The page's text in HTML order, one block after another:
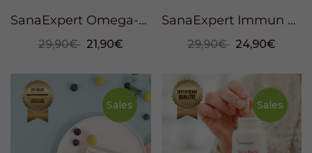
SanaExpert Omega-3, 120 soft capsules
29,90€ 21,90€
SanaExpert Immun Forte, 90 Kapseln
29,90€ 24,90€
Sales Sales